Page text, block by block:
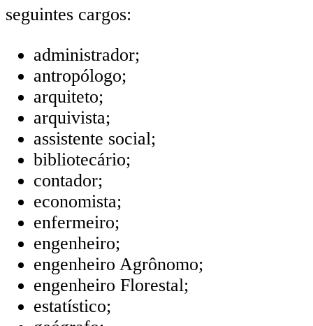
seguintes cargos:
administrador;
antropólogo;
arquiteto;
arquivista;
assistente social;
bibliotecário;
contador;
economista;
enfermeiro;
engenheiro;
engenheiro Agrônomo;
engenheiro Florestal;
estatístico;